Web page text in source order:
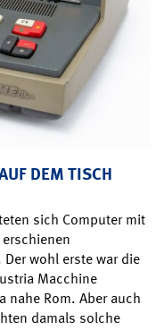
DEM TISCH
sich Computer mit
wohl erste war die
Macchine
nahe Rom. Aber auch
damals solche